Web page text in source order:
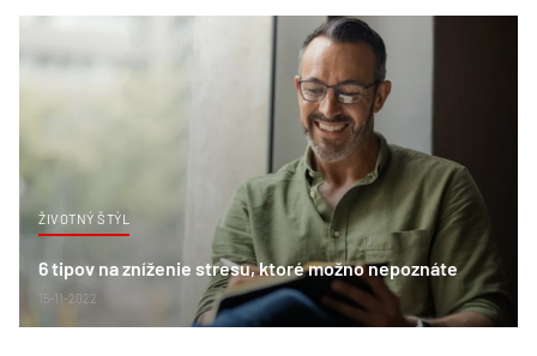
ŽIVOTNÝ ŠTÝL
6 tipov na zníženie stresu, ktoré možno nepoznáte
15-11-2022